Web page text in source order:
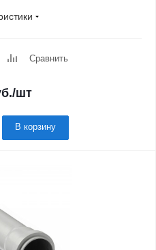
Сравнить
/шт
В корзину